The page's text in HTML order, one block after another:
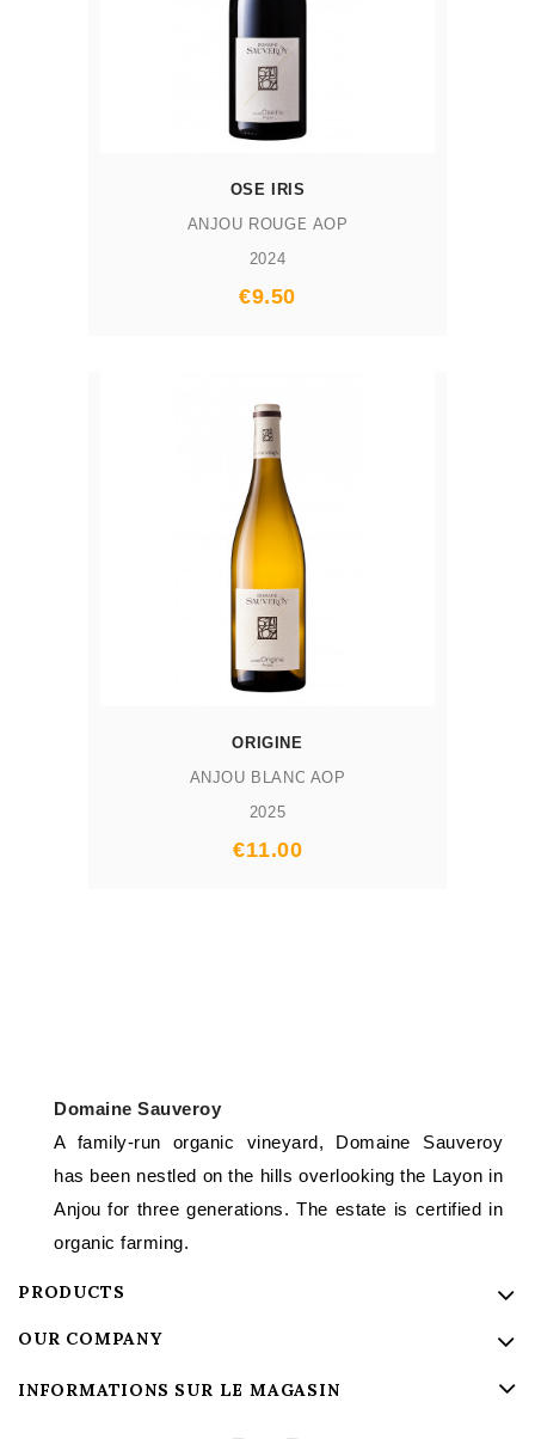
OSE IRIS
ANJOU ROUGE AOP
2024
€9.50
ORIGINE
ANJOU BLANC AOP
2025
€11.00
Domaine Sauveroy
A family-run organic vineyard, Domaine Sauveroy
has been nestled on the hills overlooking the Layon in
Anjou for three generations. The estate is certified in
organic farming.
PRODUCTS
OUR COMPANY
INFORMATIONS SUR LE MAGASIN